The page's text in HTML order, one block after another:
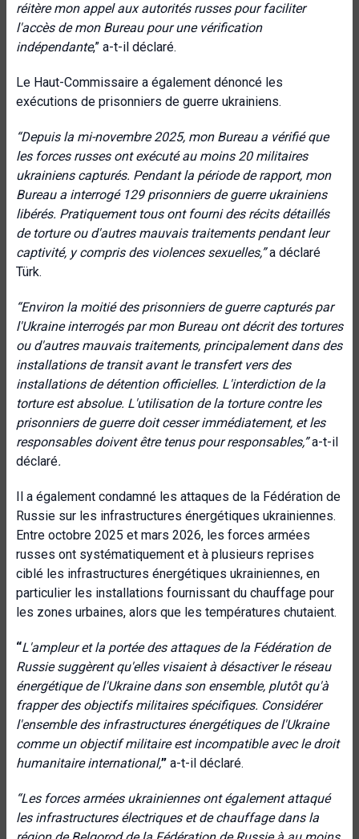
réitère mon appel aux autorités russes pour faciliter
l'accès de mon Bureau pour une vérification
indépendante,” a-t-il déclaré.
Le Haut-Commissaire a également dénoncé les
exécutions de prisonniers de guerre ukrainiens.
“Depuis la mi-novembre 2025, mon Bureau a vérifié que
les forces russes ont exécuté au moins 20 militaires
ukrainiens capturés. Pendant la période de rapport, mon
Bureau a interrogé 129 prisonniers de guerre ukrainiens
libérés. Pratiquement tous ont fourni des récits détaillés
de torture ou d'autres mauvais traitements pendant leur
captivité, y compris des violences sexuelles,”a déclaré
Türk.
“Environ la moitié des prisonniers de guerre capturés par
l'Ukraine interrogés par mon Bureau ont décrit des tortures
ou d'autres mauvais traitements, principalement dans des
installations de transit avant le transfert vers des
installations de détention officielles. L'interdiction de la
torture est absolue. L'utilisation de la torture contre les
prisonniers de guerre doit cesser immédiatement, et les
responsables doivent être tenus pour responsables,”a-t-il
déclaré.
Il a également condamné les attaques de la Fédération de
Russie sur les infrastructures énergétiques ukrainiennes.
Entre octobre 2025 et mars 2026, les forces armées
russes ont systématiquement et à plusieurs reprises
ciblé les infrastructures énergétiques ukrainiennes, en
particulier les installations fournissant du chauffage pour
les zones urbaines, alors que les températures chutaient.
“L'ampleur et la portée des attaques de la Fédération de
Russie suggèrent qu'elles visaient à désactiver le réseau
énergétique de l'Ukraine dans son ensemble, plutôt qu'à
frapper des objectifs militaires spécifiques. Considérer
l'ensemble des infrastructures énergétiques de l'Ukraine
comme un objectif militaire est incompatible avec le droit
humanitaire international,” a-t-il déclaré.
“Les forces armées ukrainiennes ont également attaqué
les infrastructures électriques et de chauffage dans la